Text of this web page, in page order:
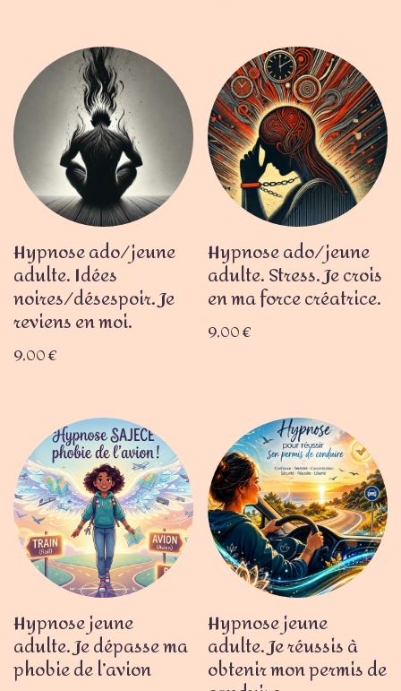
Hypnose ado/jeune
adulte. Idées
noires/désespoir. Je
reviens en moi.
9,00€
Hypnose ado/jeune
adulte. Stress. Je crois
en ma force créatrice.
9,00€
Hypnose jeune
adulte. Je dépasse ma
phobie de l’avion
Hypnose jeune
adulte. Je réussis à
obtenir mon permis de